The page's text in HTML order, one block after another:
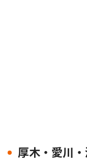
厚木・愛川